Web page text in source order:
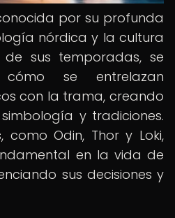
por su profunda
nórdica y la cultura
sus temporadas, se
se entrelazan
con la trama, creando
y tradiciones.
como Odin, Thor y Loki,
en la vida de
sus decisiones y